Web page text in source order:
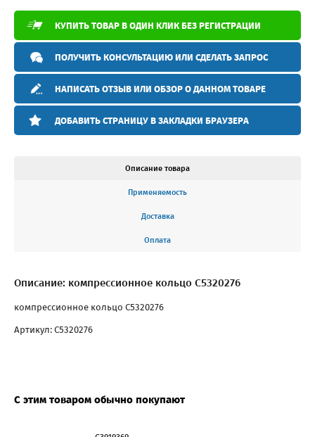
КУПИТЬ ТОВАР В ОДИН КЛИК БЕЗ РЕГИСТРАЦИИ
ПОЛУЧИТЬ КОНСУЛЬТАЦИЮ ИЛИ СДЕЛАТЬ ЗАПРОС
НАПИСАТЬ ОТЗЫВ ИЛИ ОБЗОР О ДАННОМ ТОВАРЕ
ДОБАВИТЬ СТРАНИЦУ В ЗАКЛАДКИ БРАУЗЕРА
Описание товара
Применяемость
Доставка
Оплата
Описание: компрессионное кольцо С5320276
компрессионное кольцо С5320276
Артикул: С5320276
С этим товаром обычно покупают